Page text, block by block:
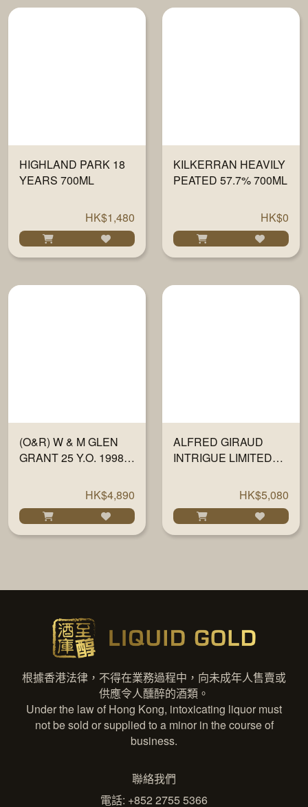
HIGHLAND PARK 18
YEARS 700ML
HK$1,480
KILKERRAN HEAVILY
PEATED 57.7% 700ML
HK$0
(O&R) W & M GLEN
GRANT 25 Y.O. 1998-
IN SHERRY WOOD"
#13210 700ML
HK$4,890
ALFRED GIRAUD
INTRIGUE LIMITED
HK$5,080
根據香港法律，不得在業務過程中，向未成年人售賣或
供應令人醺醉的酒類。
Under the law of Hong Kong, intoxicating liquor must
not be sold or supplied to a minor in the course of
business.
聯絡我們
電話: +852 2755 5366